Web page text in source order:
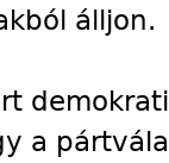
álljon.
a